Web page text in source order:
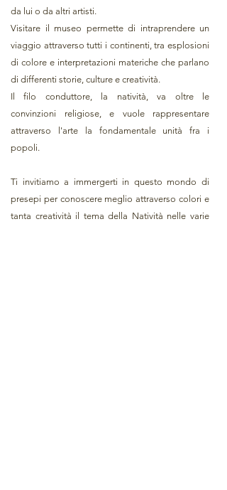
da lui o da altri artisti.
Visitare il museo permette di intraprendere un
viaggio attraverso tutti i continenti, tra esplosioni
di colore e interpretazioni materiche che parlano
di differenti storie, culture e creatività.
Il filo conduttore, la natività, va oltre le
convinzioni religiose, e vuole rappresentare
attraverso l'arte la fondamentale unità fra i
popoli.
Ti invitiamo a immergerti in questo mondo di
presepi per conoscere meglio attraverso colori e
tanta creatività il tema della Natività nelle varie